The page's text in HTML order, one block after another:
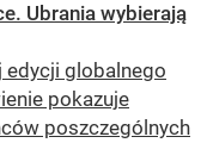
Ubrania wybierają
edycji globalnego
pokazuje
poszczególnych